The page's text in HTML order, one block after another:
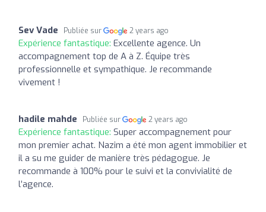
Sev Vade Publiée sur 2 years ago
Expérience fantastique: Excellente agence. Un
accompagnement top de A à Z. Équipe très
professionnelle et sympathique. Je recommande
vivement !
hadile mahde Publiée sur 2 years ago
Expérience fantastique: Super accompagnement pour
mon premier achat. Nazim a été mon agent immobilier et
il a su me guider de manière très pédagogue. Je
recommande à 100% pour le suivi et la convivialité de
l’agence.